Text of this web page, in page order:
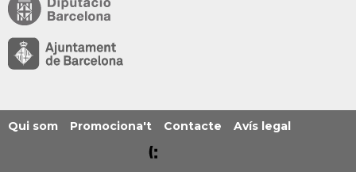
Qui som Promociona't Contacte Avís legal